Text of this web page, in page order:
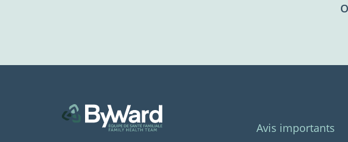
Avis importants